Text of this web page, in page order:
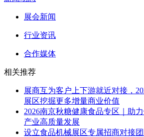
展会新闻
行业资讯
合作媒体
相关推荐
展商互为客户上下游就近对接，
展区挖掘更多增量商业价值
2026南京秋糖健康食品专区｜助
产业高质量发展
设立食品机械展区专属招商对接